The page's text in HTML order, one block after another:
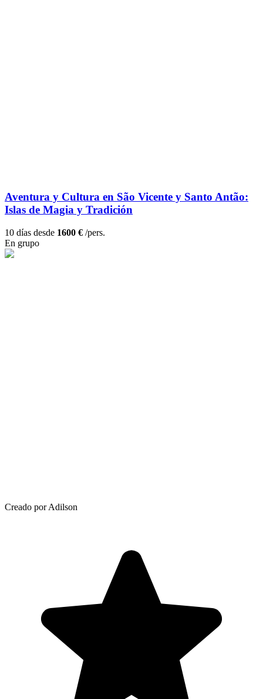
Aventura y Cultura en São Vicente y Santo Antão:
Islas de Magia y Tradición
10 días desde 1600 € /pers.
En grupo
Creado por Adilson